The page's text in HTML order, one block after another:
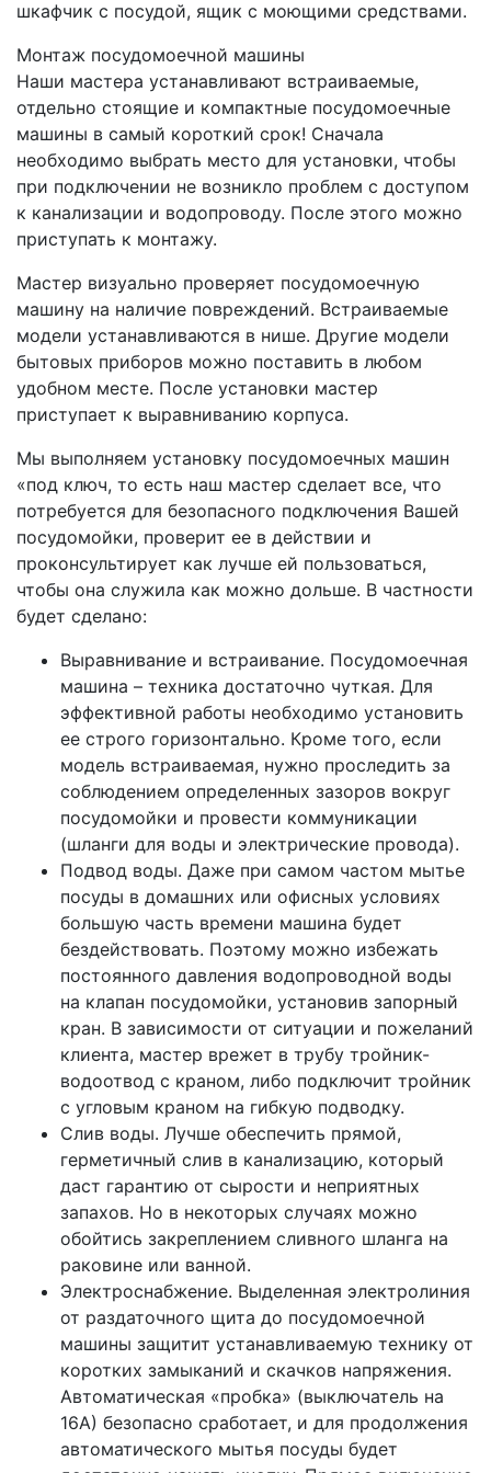
шкафчик с посудой, ящик с моющими средствами.
Монтаж посудомоечной машины
Наши мастера устанавливают встраиваемые,
отдельно стоящие и компактные посудомоечные
машины в самый короткий срок! Сначала
необходимо выбрать место для установки, чтобы
при подключении не возникло проблем с доступом
к канализации и водопроводу. После этого можно
приступать к монтажу.
Мастер визуально проверяет посудомоечную
машину на наличие повреждений. Встраиваемые
модели устанавливаются в нише. Другие модели
бытовых приборов можно поставить в любом
удобном месте. После установки мастер
приступает к выравниванию корпуса.
Мы выполняем установку посудомоечных машин
«под ключ, то есть наш мастер сделает все, что
потребуется для безопасного подключения Вашей
посудомойки, проверит ее в действии и
проконсультирует как лучше ей пользоваться,
чтобы она служила как можно дольше. В частности
будет сделано:
Выравнивание и встраивание. Посудомоечная
машина – техника достаточно чуткая. Для
эффективной работы необходимо установить
ее строго горизонтально. Кроме того, если
модель встраиваемая, нужно проследить за
соблюдением определенных зазоров вокруг
посудомойки и провести коммуникации
(шланги для воды и электрические провода).
Подвод воды. Даже при самом частом мытье
посуды в домашних или офисных условиях
большую часть времени машина будет
бездействовать. Поэтому можно избежать
постоянного давления водопроводной воды
на клапан посудомойки, установив запорный
кран. В зависимости от ситуации и пожеланий
клиента, мастер врежет в трубу тройник-
водоотвод с краном, либо подключит тройник
с угловым краном на гибкую подводку.
Слив воды. Лучше обеспечить прямой,
герметичный слив в канализацию, который
даст гарантию от сырости и неприятных
запахов. Но в некоторых случаях можно
обойтись закреплением сливного шланга на
раковине или ванной.
Электроснабжение. Выделенная электролиния
от раздаточного щита до посудомоечной
машины защитит устанавливаемую технику от
коротких замыканий и скачков напряжения.
Автоматическая «пробка» (выключатель на
16А) безопасно сработает, и для продолжения
автоматического мытья посуды будет